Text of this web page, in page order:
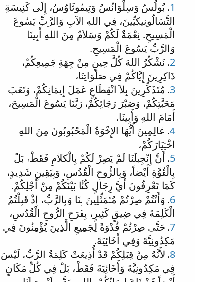
1. بُولُسُ وَسِلْوَانُسُ وَتِيمُوثَاوُسُ، إِلَى كَنِيسَةِ
التَّسَالُونِيكِيِّينَ، فِي اللهِ الآبِ وَالرَّبِّ يَسُوعَ
الْمَسِيحِ. نِعْمَةٌ لَكُمْ وَسَلاَمٌ مِنَ اللهِ أَبِينَا
وَالرَّبِّ يَسُوعَ الْمَسِيحِ.
2. نَشْكُرُ اللهَ كُلَّ حِينٍ مِنْ جِهَةِ جَمِيعِكُمْ،
ذَاكِرِينَ إِيَّاكُمْ فِي صَلَوَاتِنَا،
3. مُتَذَكِّرِينَ بِلاَ انْقِطَاعٍ عَمَلَ إِيمَانِكُمْ، وَتَعَبَ
مَحَبَّتِكُمْ، وَصَبْرَ رَجَائِكُمْ، رَبَّنَا يَسُوعَ الْمَسِيحَ،
أَمَامَ اللهِ وَأَبِينَا.
4. عَالِمِينَ أَيُّهَا الإِخْوَةُ الْمَحْبُوبُونَ مِنَ اللهِ
اخْتِيَارَكُمْ،
5. أَنَّ إِنْجِيلَنَا لَمْ يَصِرْ لَكُمْ بِالْكَلاَمِ فَقَطْ، بَلْ
بِالْقُوَّةِ أَيْضاً، وَبِالرُّوحِ الْقُدُسِ، وَبِيَقِينٍ شَدِيدٍ،
كَمَا تَعْرِفُونَ أَيَّ رِجَالٍ كُنَّا بَيْنَكُمْ مِنْ أَجْلِكُمْ.
6. وَأَنْتُمْ صِرْتُمْ مُتَمَثِّلِينَ بِنَا وَبِالرَّبِّ، إِذْ قَبِلْتُمُ
الْكَلِمَةَ فِي ضِيقٍ كَثِيرٍ، بِفَرَحِ الرُّوحِ الْقُدُسِ،
7. حَتَّى صِرْتُمْ قُدْوَةً لِجَمِيعِ الَّذِينَ يُؤْمِنُونَ فِي
مَكِدُونِيَّةَ وَفِي أَخَائِيَةَ.
8. لأَنَّهُ مِنْ قِبَلِكُمْ قَدْ أُذِيعَتْ كَلِمَةُ الرَّبِّ، لَيْسَ
فِي مَكِدُونِيَّةَ وَأَخَائِيَةَ فَقَطْ، بَلْ فِي كُلِّ مَكَانٍ